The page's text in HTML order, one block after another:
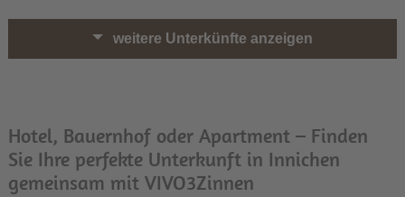
weitere Unterkünfte anzeigen
Hotel, Bauernhof oder Apartment – Finden
Sie Ihre perfekte Unterkunft in Innichen
gemeinsam mit VIVO3Zinnen